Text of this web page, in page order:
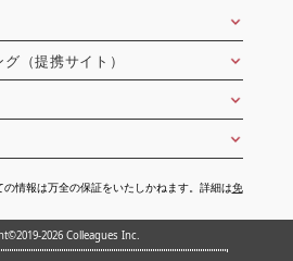
（提携サイト）
情報は万全の保証をいたしかねます。詳細は免
2026 Colleagues Inc.